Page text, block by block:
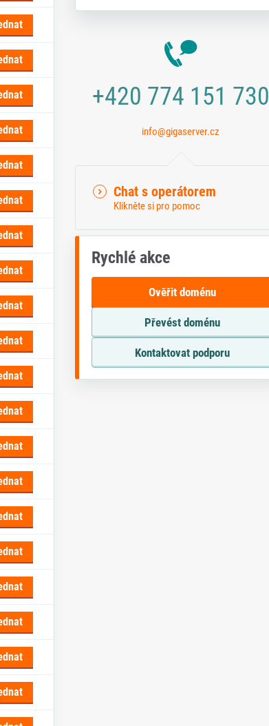
+420 774 151 730
info@gigaserver.cz
Chat s operátorem
Klikněte si pro pomoc
Rychlé akce
Ověřit doménu
Převést doménu
Kontaktovat podporu